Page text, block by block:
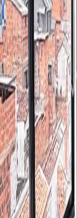
YouTube
Ubicación